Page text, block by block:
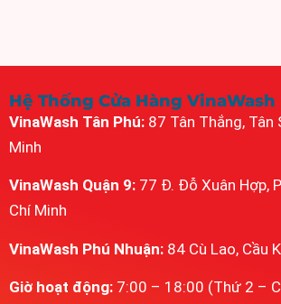
Hệ Thống Cửa Hàng VinaWash
VinaWash Tân Phú: 87 Tân Thắng, Tân
Minh
VinaWash Quận 9: 77 Đ. Đỗ Xuân Hợp,
Chí Minh
VinaWash Phú Nhuận: 84 Cù Lao, Cầu
Giờ hoạt động: 7:00 – 18:00 (Thứ 2 –